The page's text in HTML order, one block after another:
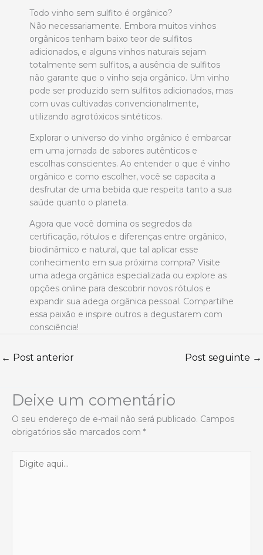
Todo vinho sem sulfito é orgânico?
Não necessariamente. Embora muitos vinhos
orgânicos tenham baixo teor de sulfitos
adicionados, e alguns vinhos naturais sejam
totalmente sem sulfitos, a ausência de sulfitos
não garante que o vinho seja orgânico. Um vinho
pode ser produzido sem sulfitos adicionados, mas
com uvas cultivadas convencionalmente,
utilizando agrotóxicos sintéticos.
Explorar o universo do vinho orgânico é embarcar
em uma jornada de sabores autênticos e
escolhas conscientes. Ao entender o que é vinho
orgânico e como escolher, você se capacita a
desfrutar de uma bebida que respeita tanto a sua
saúde quanto o planeta.
Agora que você domina os segredos da
certificação, rótulos e diferenças entre orgânico,
biodinâmico e natural, que tal aplicar esse
conhecimento em sua próxima compra? Visite
uma adega orgânica especializada ou explore as
opções online para descobrir novos rótulos e
expandir sua adega orgânica pessoal. Compartilhe
essa paixão e inspire outros a degustarem com
consciência!
← Post anterior Post seguinte →
Deixe um comentário
O seu endereço de e-mail não será publicado. Campos
obrigatórios são marcados com *
aqui...